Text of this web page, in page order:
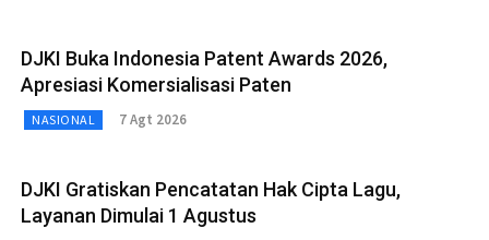
DJKI Buka Indonesia Patent Awards 2026,
Apresiasi Komersialisasi Paten
NASIONAL 7 Agt 2026
DJKI Gratiskan Pencatatan Hak Cipta Lagu,
Layanan Dimulai 1 Agustus